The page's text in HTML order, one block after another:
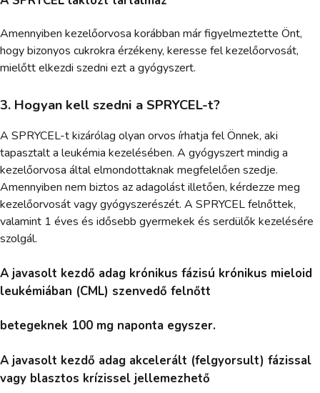
Amennyiben kezelőorvosa korábban már figyelmeztette Önt,
hogy bizonyos cukrokra érzékeny, keresse fel kezelőorvosát,
mielőtt elkezdi szedni ezt a gyógyszert.
3. Hogyan kell szedni a SPRYCEL-t?
A SPRYCEL-t kizárólag olyan orvos írhatja fel Önnek, aki
tapasztalt a leukémia kezelésében. A gyógyszert mindig a
kezelőorvosa által elmondottaknak megfelelően szedje.
Amennyiben nem biztos az adagolást illetően, kérdezze meg
kezelőorvosát vagy gyógyszerészét. A SPRYCEL felnőttek,
valamint 1 éves és idősebb gyermekek és serdülők kezelésére
szolgál.
A javasolt kezdő adag krónikus fázisú krónikus mieloid
leukémiában (CML) szenvedő felnőtt
betegeknek 100 mg naponta egyszer.
A javasolt kezdő adag akcelerált (felgyorsult) fázissal
vagy blasztos krízissel jellemezhető